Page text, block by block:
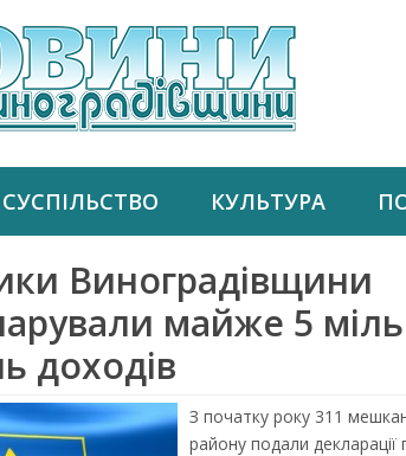
СУСПІЛЬСТВО КУЛЬТУРА
Виноградівщини
майже 5
доходів
З початку року 311
району подали